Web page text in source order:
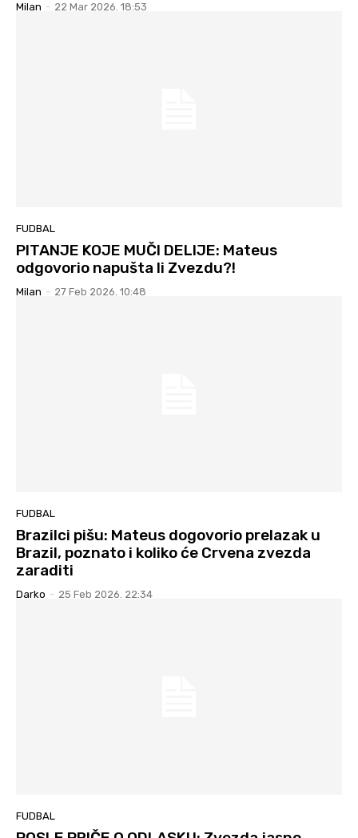
Milan - 22 Mar 2026. 18:53
FUDBAL
PITANJE KOJE MUČI DELIJE: Mateus
odgovorio napušta li Zvezdu?!
Milan - 27 Feb 2026. 10:48
FUDBAL
Brazilci pišu: Mateus dogovorio prelazak u
Brazil, poznato i koliko će Crvena zvezda
zaraditi
Darko - 25 Feb 2026. 22:34
FUDBAL